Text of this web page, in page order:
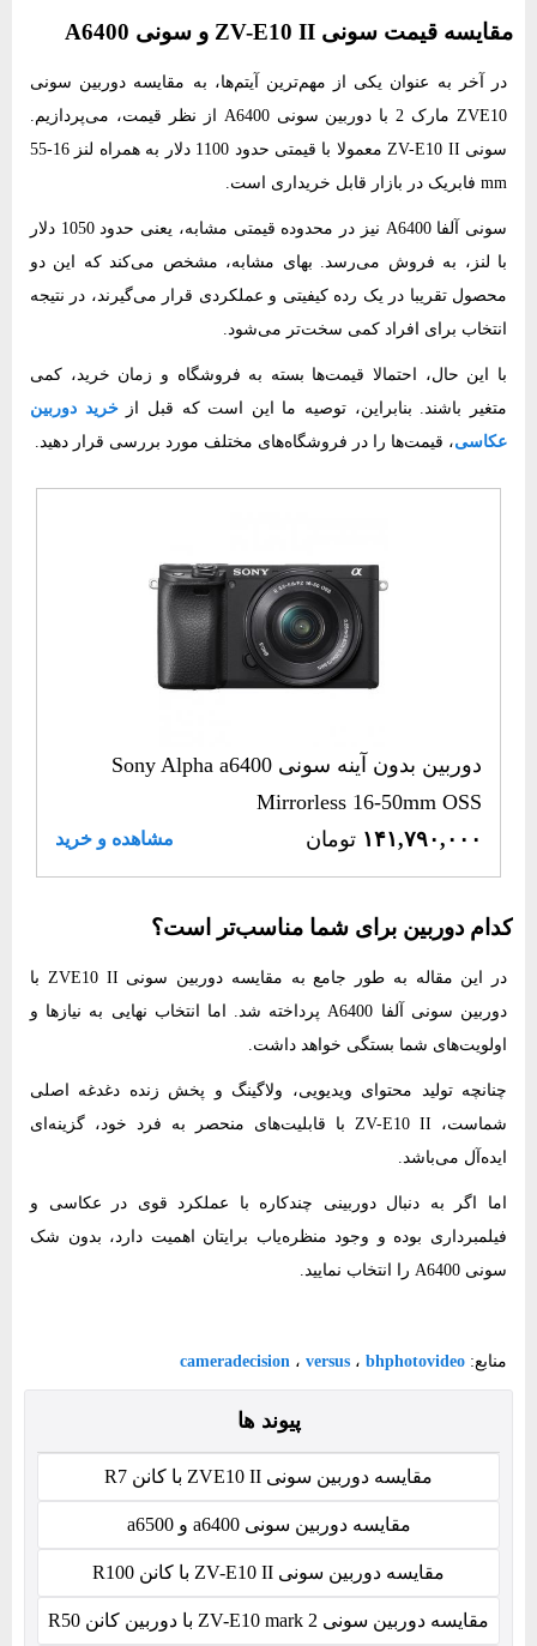
مقایسه قیمت سونی ZV-E10 II و سونی A6400
در آخر به عنوان یکی از مهم‌ترین آیتم‌ها، به مقایسه دوربین سونی
ZVE10 مارک 2 با دوربین سونی A6400
از نظر قیمت، می‌پردازیم.
سونی ZV-E10 II معمولا با قیمتی حدود 1100 دلار به همراه لنز 16-55
mm فابریک در بازار قابل خریداری است.
سونی آلفا A6400 نیز در محدوده قیمتی مشابه، یعنی حدود 1050 دلار
با لنز، به فروش می‌رسد. بهای مشابه، مشخص می‌کند که این دو
محصول تقریبا در یک رده کیفیتی و عملکردی قرار می‌گیرند، در نتیجه
انتخاب برای افراد کمی سخت‌تر می‌شود.
با این حال، احتمالا قیمت‌ها بسته به فروشگاه و زمان خرید، کمی
متغیر باشند. بنابراین، توصیه ما این است که قبل ازخرید دوربین
عکاسی، قیمت‌ها را در فروشگاه‌های مختلف مورد بررسی قرار دهید.
دوربین بدون آینه سونی Sony Alpha a6400
Mirrorless 16-50mm OSS
۱۴۱,۷۹۰,۰۰۰ تومان مشاهده و خرید
کدام دوربین برای شما مناسب‌تر است؟
در این مقاله به طور جامع به
مقایسه دوربین سونی ZVE10 II با
دوربین سونی آلفا A6400
پرداخته شد. اما انتخاب نهایی به نیازها و
اولویت‌های شما بستگی خواهد داشت.
چنانچه تولید محتوای ویدیویی، ولاگینگ و پخش زنده دغدغه اصلی
شماست، ZV-E10 II با قابلیت‌های منحصر به فرد خود، گزینه‌ای
ایده‌آل می‌باشد.
اما اگر به دنبال دوربینی چندکاره با عملکرد قوی در عکاسی و
فیلمبرداری بوده و وجود منظره‌یاب برایتان اهمیت دارد، بدون شک
سونی A6400 را انتخاب نمایید.
منابع: cameradecision ، versus ، bhphotovideo
پیوند ها
مقایسه دوربین سونی ZVE10 II با کانن R7
مقایسه دوربین سونی a6400 و a6500
مقایسه دوربین سونی ZV-E10 II با کانن R100
مقایسه دوربین سونی ZV-E10 mark 2 با دوربین کانن R50